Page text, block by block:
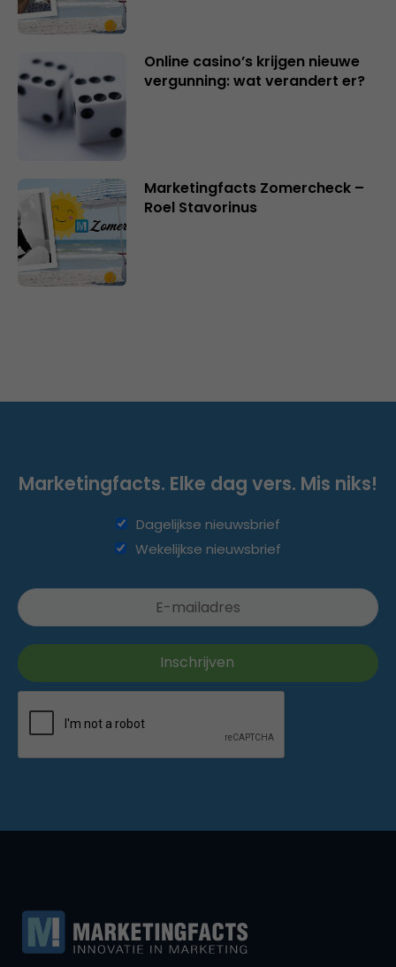
Online casino’s krijgen nieuwe
vergunning: wat verandert er?
Marketingfacts Zomercheck –
Roel Stavorinus
Marketingfacts. Elke dag vers. Mis niks!
Dagelijkse nieuwsbrief
Wekelijkse nieuwsbrief